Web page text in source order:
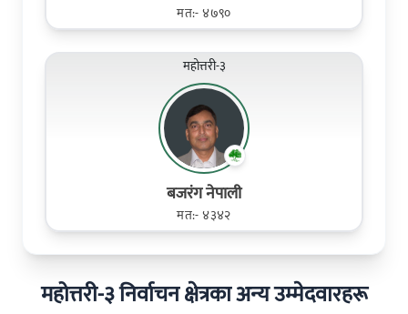
मत:- ४७९०
महोत्तरी-३
बजरंग नेपाली
मत:- ४३४२
महोत्तरी-३ निर्वाचन क्षेत्रका अन्य उम्मेदवारहरू